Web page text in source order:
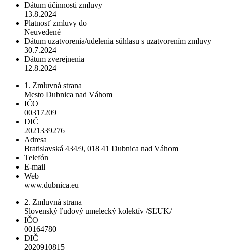
Dátum účinnosti zmluvy
13.8.2024
Platnosť zmluvy do
Neuvedené
Dátum uzatvorenia/udelenia súhlasu s uzatvorením zmluvy
30.7.2024
Dátum zverejnenia
12.8.2024
1. Zmluvná strana
Mesto Dubnica nad Váhom
IČO
00317209
DIČ
2021339276
Adresa
Bratislavská 434/9, 018 41 Dubnica nad Váhom
Telefón
E-mail
Web
www.dubnica.eu
2. Zmluvná strana
Slovenský ľudový umelecký kolektív /SĽUK/
IČO
00164780
DIČ
2020910815